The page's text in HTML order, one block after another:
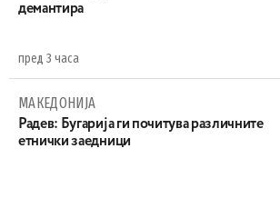
демантира
пред 3 часа
МАКЕДОНИЈА
Радев: Бугарија ги почитува различните
етнички заедници